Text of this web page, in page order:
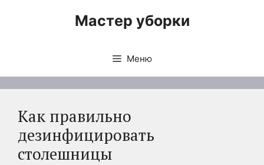
Мастер уборки
Меню
Как правильно
дезинфицировать
столешницы